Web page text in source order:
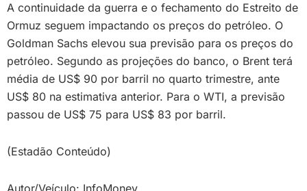
A continuidade da guerra e o fechamento do Estreito de
Ormuz seguem impactando os preços do petróleo. O
Goldman Sachs elevou sua previsão para os preços do
petróleo. Segundo as projeções do banco, o Brent terá
média de US$ 90 por barril no quarto trimestre, ante
US$ 80 na estimativa anterior. Para o WTI, a previsão
passou de US$ 75 para US$ 83 por barril.
(Estadão Conteúdo)
Autor/Veículo: InfoMoney